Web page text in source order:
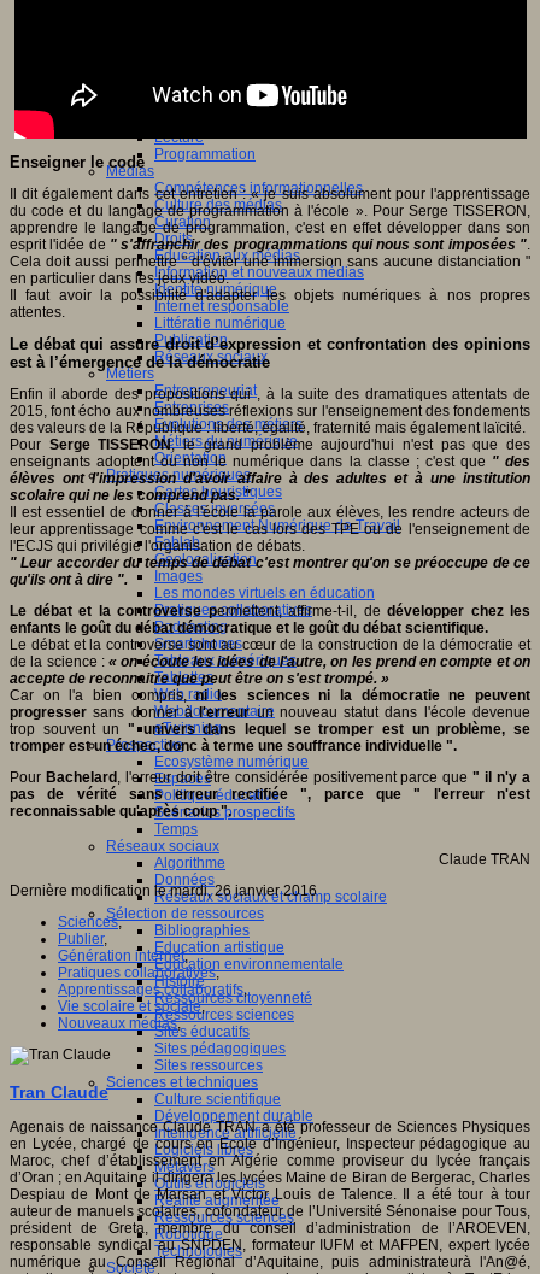
Humour
Langue orale
Lecture
Programmation
Médias
Compétences informationnelles
Culture des médias
Curation
Droits
Education aux médias
Information et nouveaux médias
Identité numérique
Internet responsable
Littératie numérique
Publication
Réseaux sociaux
Métiers
Entrepreneuriat
Entreprises
Evolutions des métiers
Métiers du numérique
Orientation
Pratiques numériques
Cartes heuristiques
Classes inversées
Environnement Numérique de Travail
Fablab
Géolocalisation
Images
Les mondes virtuels en éducation
Pratiques collaboratives
Podcasting
Smartphones
Tableaux numériques
Tablettes
Web radio
Webdocumentaire
eTwinning
Prospective
Ecosystème numérique
Espaces
Politique éducative
Scénarios prospectifs
Temps
Réseaux sociaux
Algorithme
Données
Réseaux sociaux et champ scolaire
Sélection de ressources
Bibliographies
Education artistique
Education environnementale
Histoire
Ressources citoyenneté
Ressources sciences
Sites éducatifs
Sites pédagogiques
Sites ressources
Sciences et techniques
Culture scientifique
Développement durable
Intelligence artificielle
Logiciels libres
Métavers
Outils et logiciels
Réalité augmentée
Ressources sciences
Robotique
Technologies
Société
Enseigner le code
Il dit également dans cet entretien : « je suis absolument pour l'apprentissage
du code et du langage de programmation à l'école ». Pour Serge TISSERON,
apprendre le langage de programmation, c'est en effet développer dans son
esprit l'idée de " s'affranchir des programmations qui nous sont imposées ".
Cela doit aussi permettre " d'éviter une immersion sans aucune distanciation "
en particulier dans les jeux vidéo.
Il faut avoir la possibilité d'adapter les objets numériques à nos propres
attentes.
Le débat qui assure droit d’expression et confrontation des opinions
est à l’émergence de la démocratie
Enfin il aborde des propositions qui , à la suite des dramatiques attentats de
2015, font écho aux nombreuses réflexions sur l'enseignement des fondements
des valeurs de la République : liberté, égalité, fraternité mais également laïcité.
Pour Serge TISSERON, le grand problème aujourd'hui n'est pas que des
enseignants adoptent ou non le numérique dans la classe ; c'est que " des
élèves ont l'impression d'avoir affaire à des adultes et à une institution
scolaire qui ne les comprend pas. "
Il est essentiel de donner à l'école la parole aux élèves, les rendre acteurs de
leur apprentissage comme c'est le cas lors des TPE ou de l'enseignement de
l'ECJS qui privilégie l'organisation de débats.
" Leur accorder du temps de débat c'est montrer qu'on se préoccupe de ce
qu'ils ont à dire ".
Le débat et la controverse permettent, affirme-t-il, de développer chez les
enfants le goût du débat démocratique et le goût du débat scientifique.
Le débat et la controverse sont au cœur de la construction de la démocratie et
de la science :« on écoute les idées de l'autre, on les prend en compte et on
accepte de reconnaitre que peut être on s'est trompé. »
Car on l'a bien compris,ni les sciences ni la démocratie ne peuvent
progresser sans donner àl'erreurun nouveau statut dans l'école devenue
trop souvent un " univers dans lequel se tromper est un problème, se
tromper est un échec, donc à terme une souffrance individuelle ".
Pour Bachelard, l'erreur doit être considérée positivement parce que" il n'y a
pas de vérité sans erreur rectifiée ", parce que " l'erreur n'est
reconnaissable qu'après coup ".
Claude TRAN
Dernière modification le mardi, 26 janvier 2016
Sciences,
Publier,
Génération internet,
Pratiques collaboratives,
Apprentissages collaboratifs,
Vie scolaire et sociale,
Nouveaux médias,
Tran Claude
Agenais de naissance Claude TRAN a été professeur de Sciences Physiques
en Lycée, chargé de cours en Ecole d’Ingénieur, Inspecteur pédagogique au
Maroc, chef d’établissement en Algérie comme proviseur du lycée français
d’Oran ; en Aquitaine il dirigera les lycées Maine de Biran de Bergerac, Charles
Despiau de Mont de Marsan et Victor Louis de Talence. Il a été tour à tour
auteur de manuels scolaires, cofondateur de l’Université Sénonaise pour Tous,
président de Greta, membre du conseil d’administration de l’AROEVEN,
responsable syndical au SNPDEN, formateur IUFM et MAFPEN, expert lycée
numérique au Conseil Régional d’Aquitaine, puis administrateurà l'An@é,